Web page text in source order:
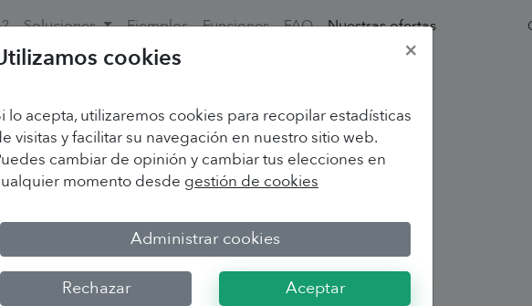
Soluciones Ejemplos Funciones FAQ Nuestras ofertas
3 ofertas para darle las respuestas que necesita
Crear una cuenta
Mensual Anual
La potencia de nuestro software sin compromiso
cookies ×
lo acepta, utilizaremos cookies para recopilar estadísticas
visitas y facilitar su navegación en nuestro sitio web.
cambiar de opinión y cambiar tus elecciones en
momento desde gestión de cookies
Administrar cookies
Rechazar Aceptar